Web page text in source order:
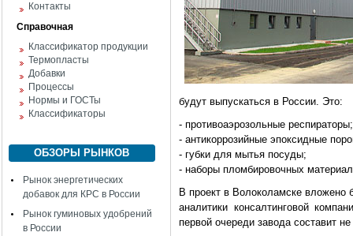
Контакты
Справочная
Классификатор продукции
Термопласты
Добавки
Процессы
Нормы и ГОСТы
Классификаторы
ОБЗОРЫ РЫНКОВ
Рынок энергетических
добавок для КРС в России
Рынок гуминовых удобрений
в России
будут выпускаться в России. Это:
- противоаэрозольные респираторы;
- антикоррозийные эпоксидные
- губки для мытья посуды;
- наборы пломбировочных
В проект в Волоколамске вложено
аналитики консалтинговой
первой очереди завода составит